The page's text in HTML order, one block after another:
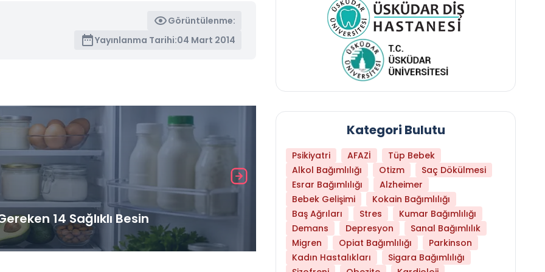
Görüntülenme:
Yayınlanma Tarihi:04 Mart 2014
14 Sağlıklı Besin Hangi Yaşta Hangi Testi Yaptırmanız
Kategori Bulutu
Psikiyatri AFAZİ
Tüp Bebek
Alkol Bağımlılığı
Otizm
Saç Dökülmesi
Esrar Bağımlılığı
Alzheimer
Bebek Gelişimi
Kokain Bağımlılığı
Baş Ağrıları
Stres
Kumar Bağımlılığı
Demans
Depresyon
Sanal Bağımlılık
Migren
Opiat Bağımlılığı
Parkinson
Kadın Hastalıkları
Sigara Bağımlılığı